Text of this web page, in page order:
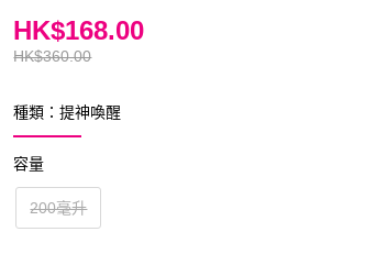
HK$360.00
HK$168.00
種類：提神喚醒
容量
200毫升